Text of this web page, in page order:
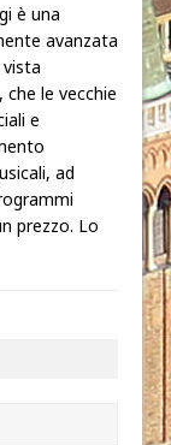
è una
avanzata
le vecchie
e
ad
prezzo. Lo